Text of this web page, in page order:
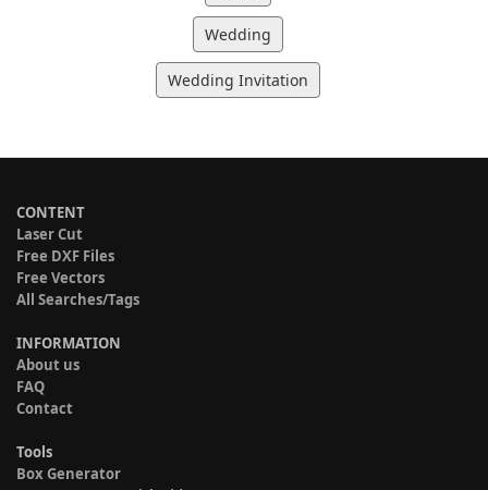
Wedding
Wedding Invitation
CONTENT
Laser Cut
Free DXF Files
Free Vectors
All Searches/Tags
INFORMATION
About us
FAQ
Contact
Tools
Box Generator